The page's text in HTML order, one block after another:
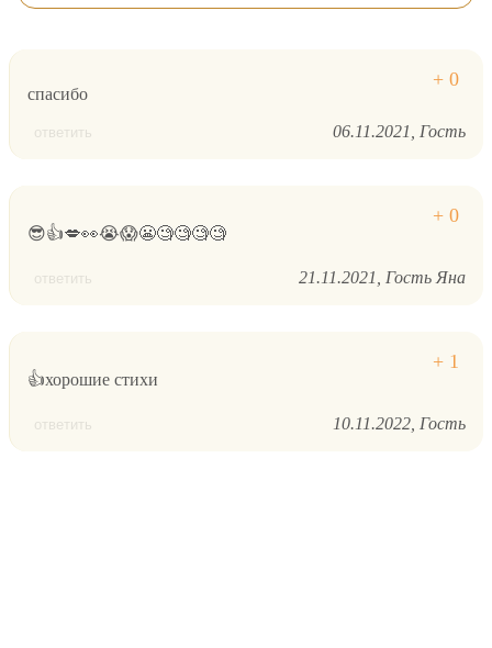
спасибо
ответить 06.11.2021 Гость
😎👍💋👀😭😱😬🧐🧐🧐🧐
ответить 21.11.2021 Гость Яна
👍хорошие стихи
ответить 10.11.2022 Гость